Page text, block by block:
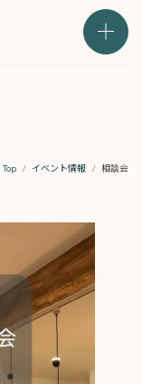
メニュ
Top イベント情報 相談会